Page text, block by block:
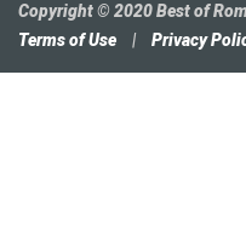
Copyright © 2020 Best of
Terms of Use
| Privacy